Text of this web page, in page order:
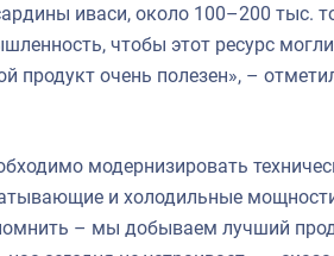
иваси, около 100–200 тыс.
чтобы этот ресурс
продукт очень полезен», –
модернизировать
и холодильные
– мы добываем лучший